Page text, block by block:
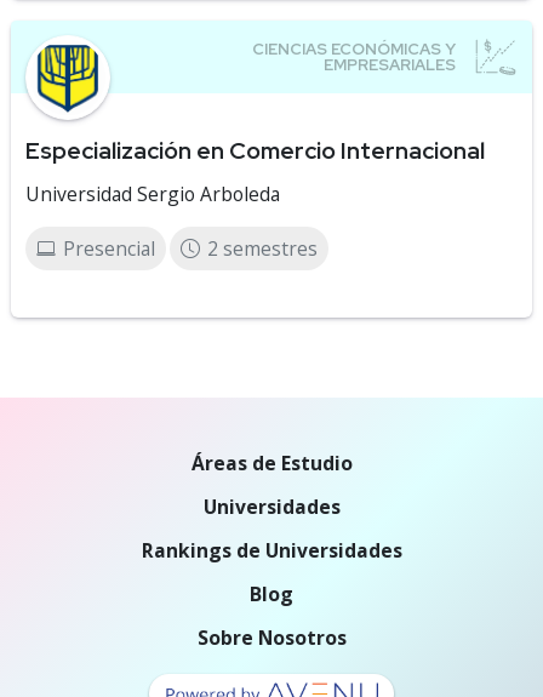
Especialización en Comercio Internacional
Universidad Sergio Arboleda
Presencial 2 semestres
Áreas de Estudio
Universidades
Rankings de Universidades
Blog
Sobre Nosotros